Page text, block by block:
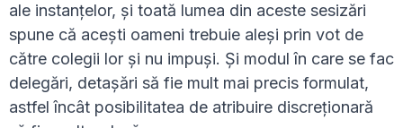
ale instanțelor, și toată lumea din aceste sesizări
spune că acești oameni trebuie aleși prin vot de
către colegii lor și nu impuși. Și modul în care se fac
delegări, detașări să fie mult mai precis formulat,
astfel încât posibilitatea de atribuire discreționară